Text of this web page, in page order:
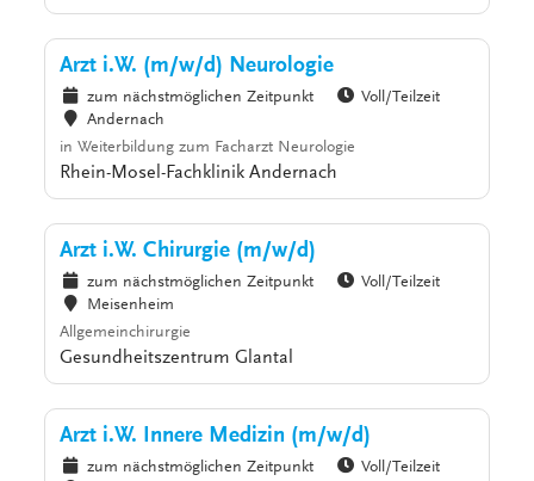
Arzt i.W. (m/w/d) Neurologie
zum nächstmöglichen Zeitpunkt
Voll/Teilzeit
Andernach
in Weiterbildung zum Facharzt Neurologie
Rhein-Mosel-Fachklinik Andernach
Arzt i.W. Chirurgie (m/w/d)
zum nächstmöglichen Zeitpunkt
Voll/Teilzeit
Meisenheim
Allgemeinchirurgie
Gesundheitszentrum Glantal
Arzt i.W. Innere Medizin (m/w/d)
zum nächstmöglichen Zeitpunkt
Voll/Teilzeit